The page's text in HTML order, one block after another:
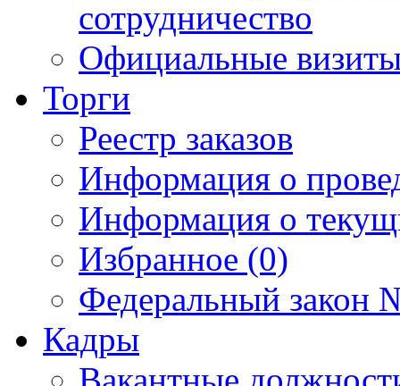
сотрудничество
Официальные
Торги
Реестр заказов
Информация о
Информация о
Избранное (0)
Федеральный закон
Кадры